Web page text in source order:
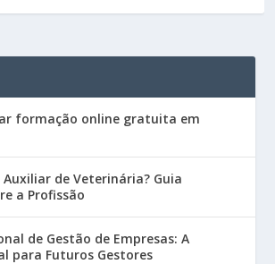
formação online gratuita em
Auxiliar de Veterinária? Guia
a Profissão
de Gestão de Empresas: A
para Futuros Gestores